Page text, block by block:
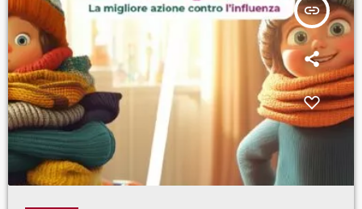
insert_link